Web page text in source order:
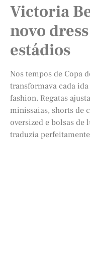
Victoria
novo
estádios
Nos tempos de Copa
transformava cada
fashion. Regatas
minissaias, shorts de
oversized e bolsas de
traduzia